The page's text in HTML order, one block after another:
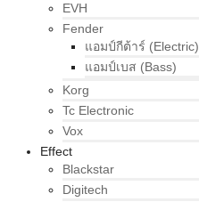
EVH
Fender
แอมป์กีต้าร์ (Electric)
แอมป์เบส (Bass)
Korg
Tc Electronic
Vox
Effect
Blackstar
Digitech